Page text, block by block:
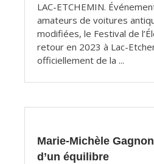
LAC-ETCHEMIN.
amateurs de voitures
modifiées, le Festival de
retour en 2023 à Lac-
officiellement de la ...
Marie-Michèle
d’un équilibre